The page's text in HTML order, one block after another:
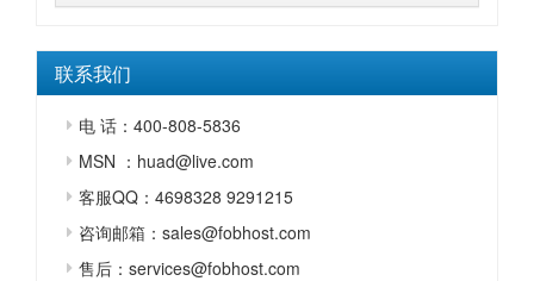
联系我们
电 话：400-808-5836
MSN ：huad@live.com
客服QQ：4698328 9291215
咨询邮箱：sales@fobhost.com
售后：services@fobhost.com